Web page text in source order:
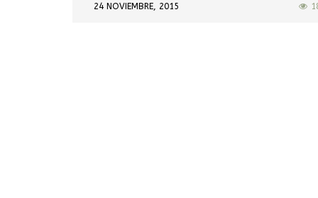
24 NOVIEMBRE, 2015